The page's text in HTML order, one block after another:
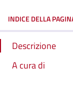
INDICE DELLA
Descrizione
A cura di